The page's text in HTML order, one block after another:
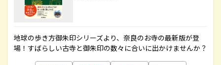
地球の歩き方御朱印シリーズより、奈良のお寺の最新版が登
場！すばらしい古寺と御朱印の数々に合いに出かけませんか？